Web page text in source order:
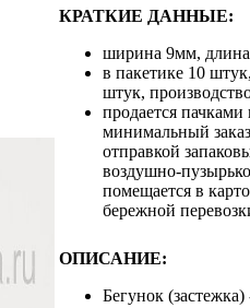
КРАТКИЕ ДАННЫЕ:
ширина 9мм,
в пакетике 10
штук,
продается
минимальный
отправкой
воздушно-
помещается в
бережной
ОПИСАНИЕ:
Бегунок